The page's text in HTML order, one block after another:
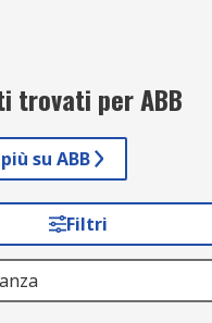
trovati per ABB
su ABB
Filtri